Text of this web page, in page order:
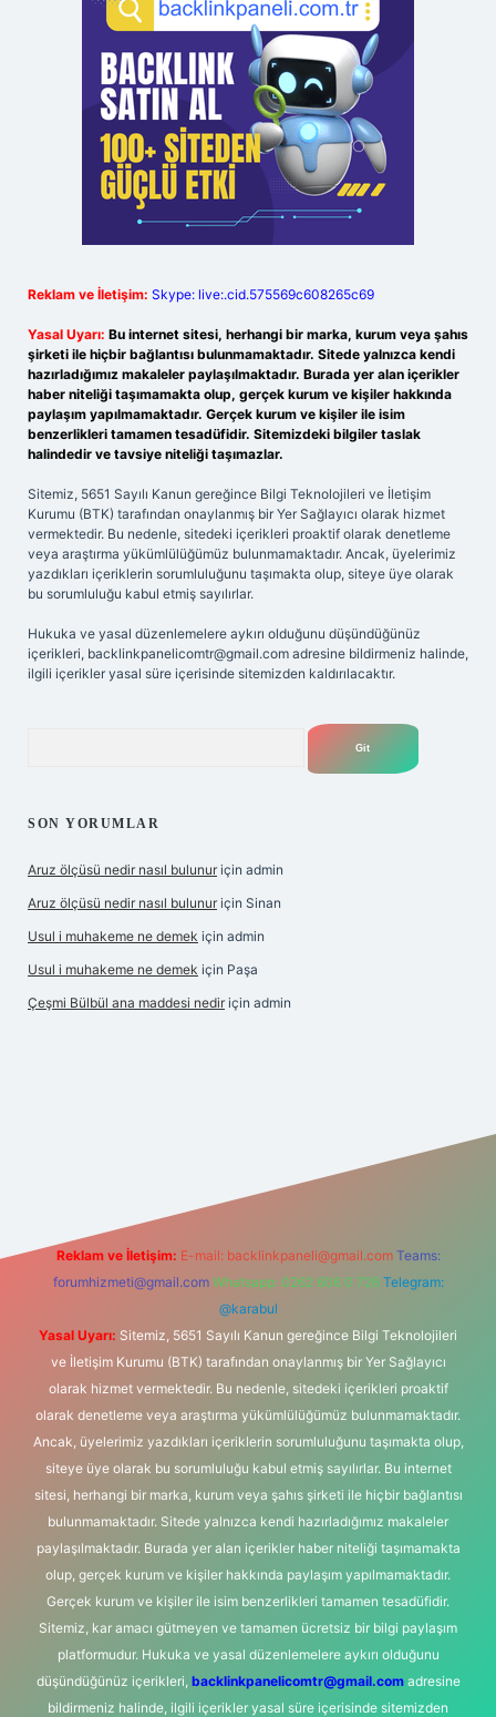
Reklam ve İletişim: Skype: live:.cid.575569c608265c69
Yasal Uyarı: Bu internet sitesi, herhangi bir marka, kurum veya şahıs
şirketi ile hiçbir bağlantısı bulunmamaktadır. Sitede yalnızca kendi
hazırladığımız makaleler paylaşılmaktadır. Burada yer alan içerikler
haber niteliği taşımamakta olup, gerçek kurum ve kişiler hakkında
paylaşım yapılmamaktadır. Gerçek kurum ve kişiler ile isim
benzerlikleri tamamen tesadüfidir. Sitemizdeki bilgiler taslak
halindedir ve tavsiye niteliği taşımazlar.
Sitemiz, 5651 Sayılı Kanun gereğince Bilgi Teknolojileri ve İletişim
Kurumu (BTK) tarafından onaylanmış bir Yer Sağlayıcı olarak hizmet
vermektedir. Bu nedenle, sitedeki içerikleri proaktif olarak denetleme
veya araştırma yükümlülüğümüz bulunmamaktadır. Ancak, üyelerimiz
yazdıkları içeriklerin sorumluluğunu taşımakta olup, siteye üye olarak
bu sorumluluğu kabul etmiş sayılırlar.
Hukuka ve yasal düzenlemelere aykırı olduğunu düşündüğünüz
içerikleri, backlinkpanelicomtr@gmail.com adresine bildirmeniz halinde,
ilgili içerikler yasal süre içerisinde sitemizden kaldırılacaktır.
SON YORUMLAR
Aruz ölçüsü nedir nasıl bulunur için admin
Aruz ölçüsü nedir nasıl bulunur için Sinan
Usul i muhakeme ne demek için admin
Usul i muhakeme ne demek için Paşa
Çeşmi Bülbül ana maddesi nedir için admin
Reklam ve İletişim: E-mail: backlinkpaneli@gmail.com Teams:
forumhizmeti@gmail.com Whatsapp: 0262 606 0 726 Telegram:
@karabul
Yasal Uyarı: Sitemiz, 5651 Sayılı Kanun gereğince Bilgi Teknolojileri
ve İletişim Kurumu (BTK) tarafından onaylanmış bir Yer Sağlayıcı
olarak hizmet vermektedir. Bu nedenle, sitedeki içerikleri proaktif
olarak denetleme veya araştırma yükümlülüğümüz bulunmamaktadır.
Ancak, üyelerimiz yazdıkları içeriklerin sorumluluğunu taşımakta olup,
siteye üye olarak bu sorumluluğu kabul etmiş sayılırlar. Bu internet
sitesi, herhangi bir marka, kurum veya şahıs şirketi ile hiçbir bağlantısı
bulunmamaktadır. Sitede yalnızca kendi hazırladığımız makaleler
paylaşılmaktadır. Burada yer alan içerikler haber niteliği taşımamakta
olup, gerçek kurum ve kişiler hakkında paylaşım yapılmamaktadır.
Gerçek kurum ve kişiler ile isim benzerlikleri tamamen tesadüfidir.
Sitemiz, kar amacı gütmeyen ve tamamen ücretsiz bir bilgi paylaşım
platformudur. Hukuka ve yasal düzenlemelere aykırı olduğunu
düşündüğünüz içerikleri, backlinkpanelicomtr@gmail.comadresine
bildirmeniz halinde, ilgili içerikler yasal süre içerisinde sitemizden